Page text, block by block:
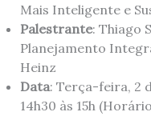
Mais Inteligente e
Palestrante: Thiago
Planejamento
Heinz
Data: Terça-feira, 2
14h30 às 15h